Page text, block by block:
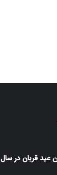
عید قربان در سال